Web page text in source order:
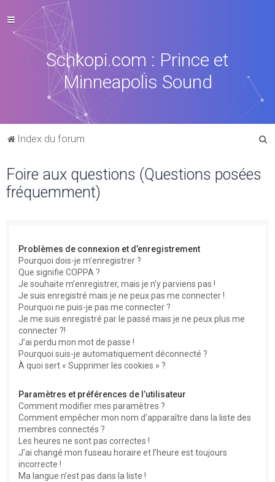
Schkopi.com : Prince et
Minneapolis Sound
Index du forum
Foire aux questions (Questions posées
fréquemment)
Problèmes de connexion et d’enregistrement
Pourquoi dois-je m’enregistrer ?
Que signifie COPPA ?
Je souhaite m’enregistrer, mais je n’y parviens pas !
Je suis enregistré mais je ne peux pas me connecter !
Pourquoi ne puis-je pas me connecter ?
Je me suis enregistré par le passé mais je ne peux plus me
connecter ?!
J’ai perdu mon mot de passe !
Pourquoi suis-je automatiquement déconnecté ?
À quoi sert « Supprimer les cookies » ?
Paramètres et préférences de l’utilisateur
Comment modifier mes paramètres ?
Comment empêcher mon nom d’apparaître dans la liste des
membres connectés ?
Les heures ne sont pas correctes !
J’ai changé mon fuseau horaire et l’heure est toujours
incorrecte !
Ma langue n’est pas dans la liste !